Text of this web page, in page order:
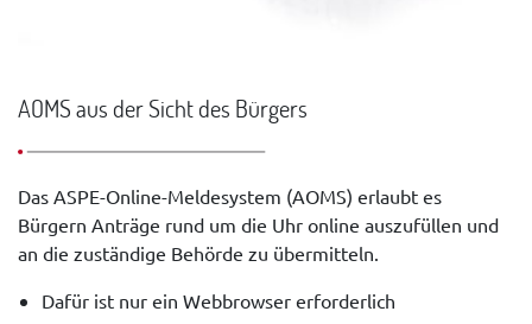
AOMS aus der Sicht des Bürgers
Das ASPE-Online-Meldesystem (AOMS) erlaubt es
Bürgern Anträge rund um die Uhr online auszufüllen und
an die zuständige Behörde zu übermitteln.
Dafür ist nur ein Webbrowser erforderlich